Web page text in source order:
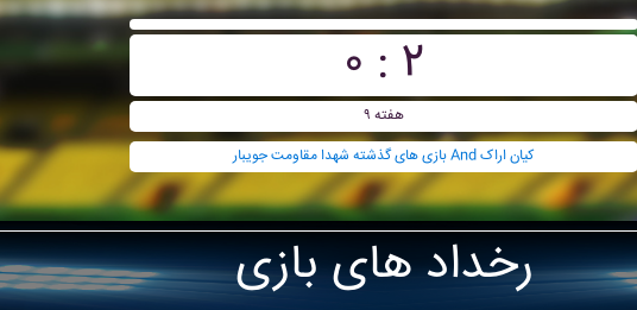
۰ : ۲
هفته ۹
بازی های گذشته شهدا مقاومت جويبار And کيان اراک
رخداد های بازی